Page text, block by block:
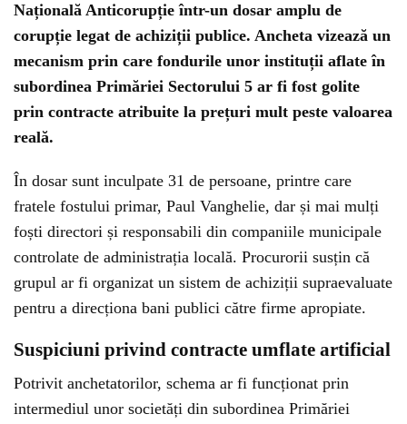
Națională Anticorupție într-un dosar amplu de
corupție legat de achiziții publice. Ancheta vizează un
mecanism prin care fondurile unor instituții aflate în
subordinea Primăriei Sectorului 5 ar fi fost golite
prin contracte atribuite la prețuri mult peste valoarea
reală.
În dosar sunt inculpate 31 de persoane, printre care
fratele fostului primar, Paul Vanghelie, dar și mai mulți
foști directori și responsabili din companiile municipale
controlate de administrația locală. Procurorii susțin că
grupul ar fi organizat un sistem de achiziții supraevaluate
pentru a direcționa bani publici către firme apropiate.
Suspiciuni privind contracte umflate artificial
Potrivit anchetatorilor, schema ar fi funcționat prin
intermediul unor societăți din subordinea Primăriei